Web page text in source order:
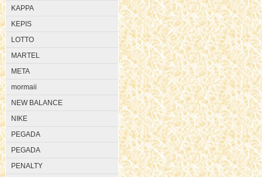
KAPPA
KEPIS
LOTTO
MARTEL
META
mormaii
NEW BALANCE
NIKE
PEGADA
PEGADA
PENALTY